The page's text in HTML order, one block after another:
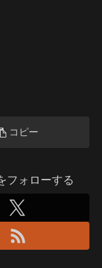
コピー
フォローする